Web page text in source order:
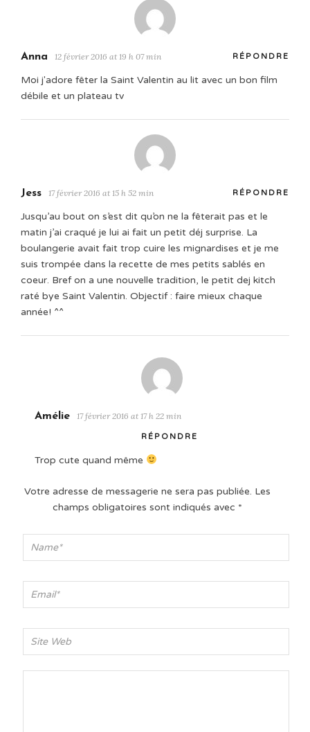
Anna 12 février 2016 at 19 h 07 min RÉPONDRE
Moi j'adore fêter la Saint Valentin au lit avec un bon film
débile et un plateau tv
Jess 17 février 2016 at 15 h 52 min RÉPONDRE
Jusqu’au bout on s’est dit qu’on ne la fêterait pas et le
matin j’ai craqué je lui ai fait un petit déj surprise. La
boulangerie avait fait trop cuire les mignardises et je me
suis trompée dans la recette de mes petits sablés en
coeur. Bref on a une nouvelle tradition, le petit dej kitch
raté bye Saint Valentin. Objectif : faire mieux chaque
année! ^^
Amélie 17 février 2016 at 17 h 22 min
RÉPONDRE
Trop cute quand même
Votre adresse de messagerie ne sera pas publiée. Les
champs obligatoires sont indiqués avec *